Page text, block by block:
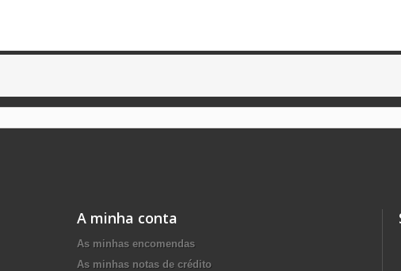
A minha conta
As minhas encomendas
As minhas notas de crédito